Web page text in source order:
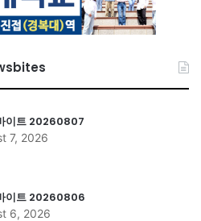
이트 20260807
7, 2026
이트 20260806
6, 2026